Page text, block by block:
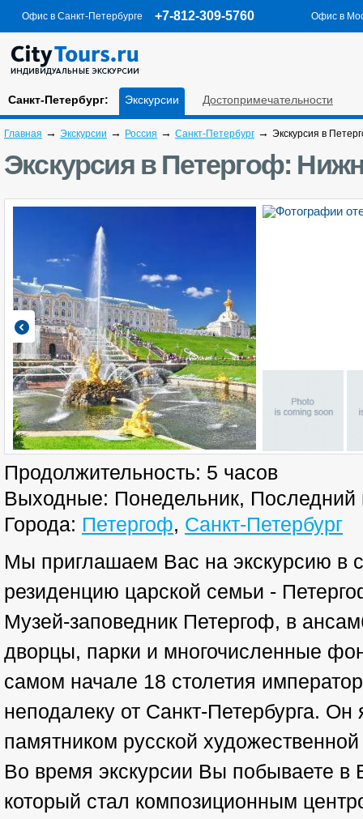
Офис в Санкт-Петербурге +7-812-309-5760 Офис в
Санкт-Петербург: Экскурсии Достопримечательности
Главная → Экскурсии → Россия → Санкт-Петербург → Экскурсия в
Экскурсия в Петергоф:
Продолжительность: 5 часов
Выходные: Понедельник, Последний
Города: Петергоф, Санкт-Петербург
Мы приглашаем Вас на экскурсию в
резиденцию царской семьи -
Музей-заповедник Петергоф, в
дворцы, парки и многочисленные
самом начале 18 столетия
неподалеку от Санкт-Петербурга.
памятником русской
Во время экскурсии Вы побываете
который стал композиционным